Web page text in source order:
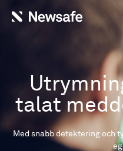
talat
Med snabb detektering och